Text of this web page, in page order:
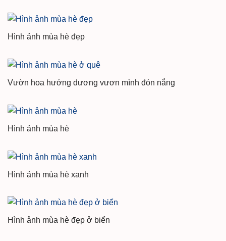
Hình ảnh mùa hè đẹp
Vườn hoa hướng dương vươn mình đón nắng
Hình ảnh mùa hè
Hình ảnh mùa hè xanh
Hình ảnh mùa hè đẹp ở biển